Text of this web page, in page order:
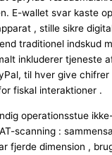
E-wallet svar kaste
, stille sikre
traditionel indskud
inkluderer tjeneste
til hver give
fiskal interaktioner .
operationsstue
scanning :
fjerde dimension ,